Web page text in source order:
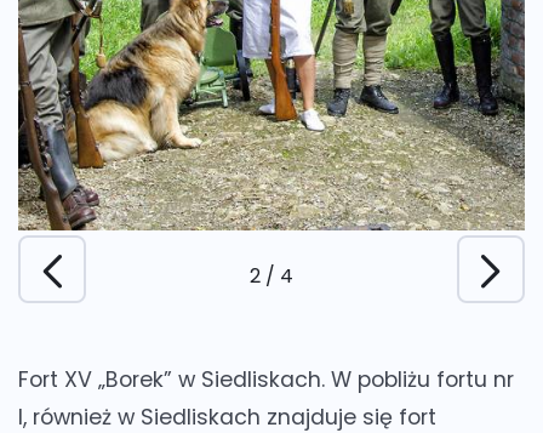
3 / 4
Fort XV „Borek” w Siedliskach. W pobliżu fortu nr
I, również w Siedliskach znajduje się fort